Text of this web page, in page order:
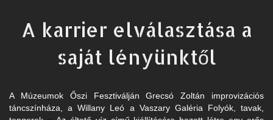
A karrier elválasztása a
saját lényünktől
A Múzeumok Őszi Fesztiválján Grecsó Zoltán improvizációs
táncszínháza, a Willany Leó a Vaszary Galéria Folyók, tavak,